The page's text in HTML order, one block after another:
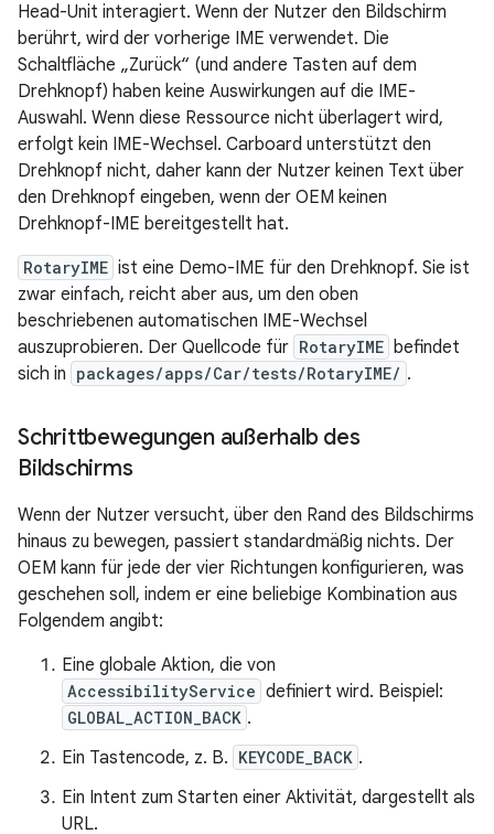
Head-Unit interagiert. Wenn der Nutzer den Bildschirm
berührt, wird der vorherige IME verwendet. Die
Schaltfläche „Zurück“ (und andere Tasten auf dem
Drehknopf) haben keine Auswirkungen auf die IME-
Auswahl. Wenn diese Ressource nicht überlagert wird,
erfolgt kein IME-Wechsel. Carboard unterstützt den
Drehknopf nicht, daher kann der Nutzer keinen Text über
den Drehknopf eingeben, wenn der OEM keinen
Drehknopf-IME bereitgestellt hat.
RotaryIME ist eine Demo-IME für den Drehknopf. Sie ist
zwar einfach, reicht aber aus, um den oben
beschriebenen automatischen IME-Wechsel
auszuprobieren. Der Quellcode für RotaryIME befindet
sich in packages/apps/Car/tests/RotaryIME/ .
Schrittbewegungen außerhalb des
Bildschirms
Wenn der Nutzer versucht, über den Rand des Bildschirms
hinaus zu bewegen, passiert standardmäßig nichts. Der
OEM kann für jede der vier Richtungen konfigurieren, was
geschehen soll, indem er eine beliebige Kombination aus
Folgendem angibt:
Eine globale Aktion, die von
AccessibilityService definiert wird. Beispiel:
GLOBAL_ACTION_BACK .
Ein Tastencode, z. B. KEYCODE_BACK .
Ein Intent zum Starten einer Aktivität, dargestellt als
URL.